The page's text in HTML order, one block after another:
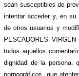
sean susceptibles de
intentar acceder y, en
de otros usuarios y
PESCADORES
todos aquellos
dignidad de la persona,
pornográficos, que